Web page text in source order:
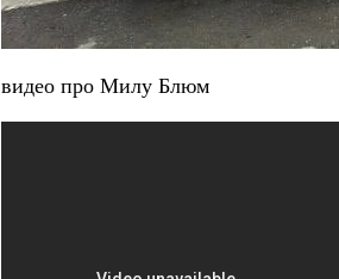
видео про Милу Блюм